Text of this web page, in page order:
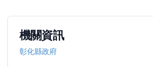
機關資訊
彰化縣政府